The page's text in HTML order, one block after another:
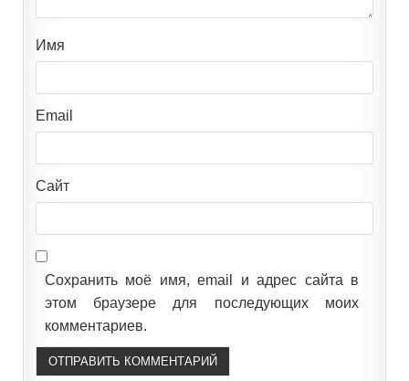
Имя
Email
Сайт
Сохранить моё имя, email и адрес сайта в
этом браузере для последующих моих
комментариев.